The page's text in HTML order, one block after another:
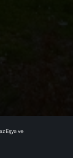
Eşya ve